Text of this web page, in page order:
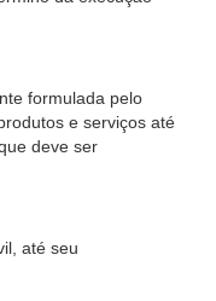
formulada pelo
e serviços até
deve ser
até seu